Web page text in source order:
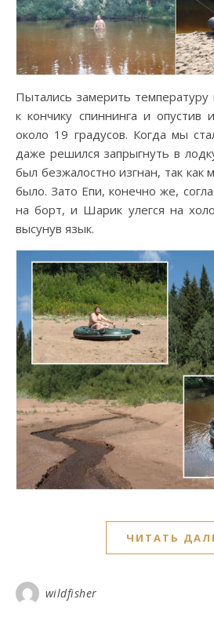
Пытались замерить
к кончику спиннинга и
около 19 градусов. Когда мы
даже решился запрыгнуть в
был безжалостно изгнан, так как
было. Зато Епи, конечно же,
на борт, и Шарик улегся на
высунув язык.
ЧИТАТЬ
wildfisher